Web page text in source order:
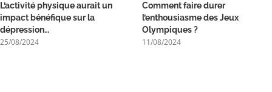
L’activité physique aurait un
impact bénéfique sur la
dépression…
25/08/2024
Comment faire durer
l’enthousiasme des Jeux
Olympiques ?
11/08/2024